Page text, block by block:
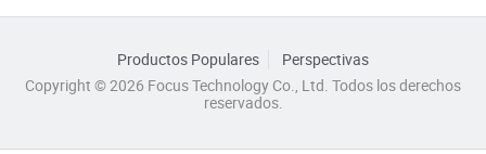
Productos Populares
Perspectivas
Copyright © 2026 Focus Technology Co., Ltd. Todos los derechos
reservados.